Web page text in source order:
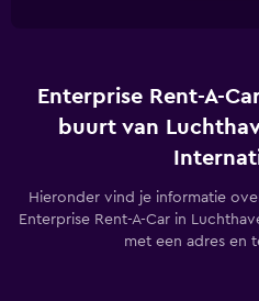
Enterprise Rent-A-
buurt van
Hieronder vind je informatie
Enterprise Rent-A-Car in
met een adres en